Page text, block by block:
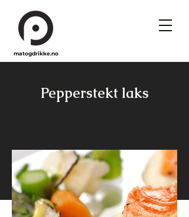
matogdrikke.no
Pepperstekt laks